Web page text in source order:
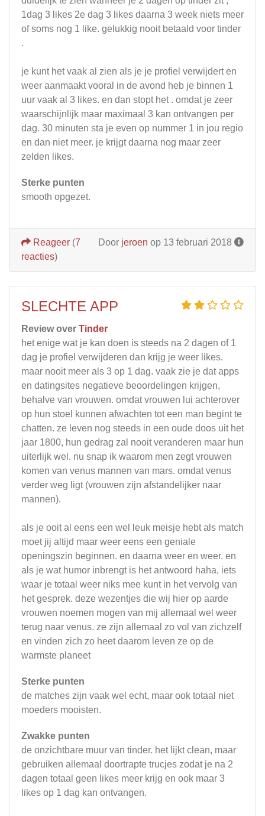
1dag 3 likes 2e dag 3 likes daarna 3 week niets meer
of soms nog 1 like. gelukkig nooit betaald voor tinder
.
je kunt het vaak al zien als je je profiel verwijdert en
weer aanmaakt vooral in de avond heb je binnen 1
uur vaak al 3 likes. en dan stopt het . omdat je zeer
waarschijnlijk maar maximaal 3 kan ontvangen per
dag. 30 minuten sta je even op nummer 1 in jou regio
en dan niet meer. je krijgt daarna nog maar zeer
zelden likes.
Sterke punten
smooth opgezet.
Door jeroen op 13 februari 2018
Reageer (7
reacties)
SLECHTE APP
Review over Tinder
het enige wat je kan doen is steeds na 2 dagen of 1
dag je profiel verwijderen dan krijg je weer likes.
maar nooit meer als 3 op 1 dag. vaak zie je dat apps
en datingsites negatieve beoordelingen krijgen,
behalve van vrouwen. omdat vrouwen lui achterover
op hun stoel kunnen afwachten tot een man begint te
chatten. ze leven nog steeds in een oude doos uit het
jaar 1800, hun gedrag zal nooit veranderen maar hun
uiterlijk wel. nu snap ik waarom men zegt vrouwen
komen van venus mannen van mars. omdat venus
verder weg ligt (vrouwen zijn afstandelijker naar
mannen).
als je ooit al eens een wel leuk meisje hebt als match
moet jij altijd maar weer eens een geniale
openingszin beginnen. en daarna weer en weer. en
als je wat humor inbrengt is het antwoord haha, iets
waar je totaal weer niks mee kunt in het vervolg van
het gesprek. deze wezentjes die wij hier op aarde
vrouwen noemen mogen van mij allemaal wel weer
terug naar venus. ze zijn allemaal zo vol van zichzelf
en vinden zich zo heet daarom leven ze op de
warmste planeet
Sterke punten
de matches zijn vaak wel echt, maar ook totaal niet
moeders mooisten.
Zwakke punten
de onzichtbare muur van tinder. het lijkt clean, maar
gebruiken allemaal doortrapte trucjes zodat je na 2
dagen totaal geen likes meer krijg en ook maar 3
likes op 1 dag kan ontvangen.